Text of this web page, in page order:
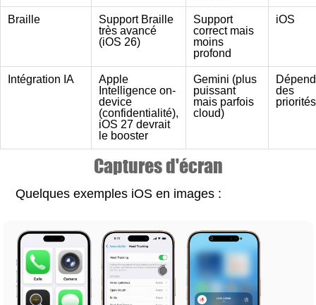
Braille
Support Braille
très avancé
(iOS 26)
Support
correct mais
moins
profond
iOS
Intégration IA
Apple
Intelligence on-
device
(confidentialité),
iOS 27 devrait
le booster
Gemini (plus
puissant
mais parfois
cloud)
Dépend
des
priorités
Captures d'écran
Quelques exemples iOS en images :